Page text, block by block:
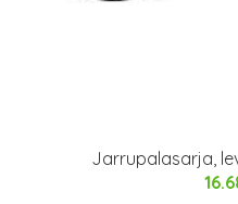
Jarrupalasarja,